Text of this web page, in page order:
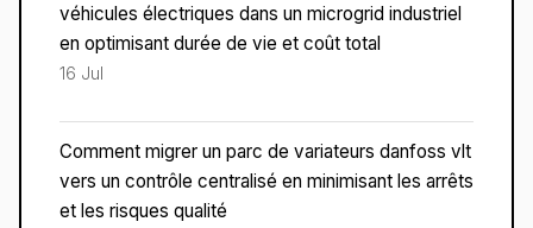
véhicules électriques dans un microgrid industriel
en optimisant durée de vie et coût total
16 Jul
Comment migrer un parc de variateurs danfoss vlt
vers un contrôle centralisé en minimisant les arrêts
et les risques qualité